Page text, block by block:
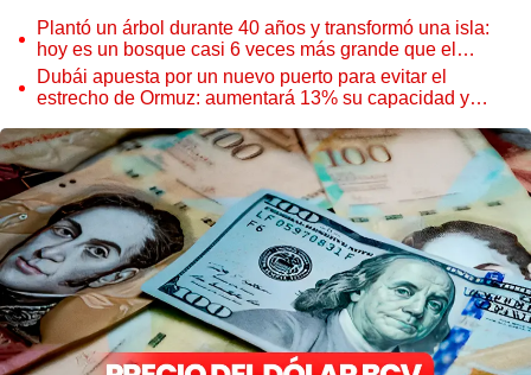
Plantó un árbol durante 40 años y transformó una isla:
hoy es un bosque casi 6 veces más grande que el
Parque de las Leyendas
Dubái apuesta por un nuevo puerto para evitar el
estrecho de Ormuz: aumentará 13% su capacidad y